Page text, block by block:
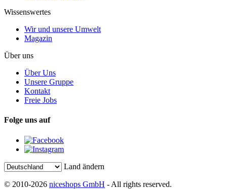
Wissenswertes
Wir und unsere Umwelt
Magazin
Über uns
Über Uns
Unsere Gruppe
Kontakt
Freie Jobs
Folge uns auf
Land ändern
© 2010-2026 niceshops GmbH - All rights reserved.